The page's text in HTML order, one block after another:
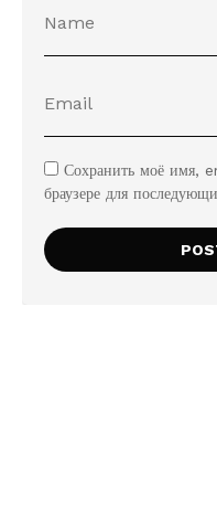
Сохранить моё имя,
браузере для